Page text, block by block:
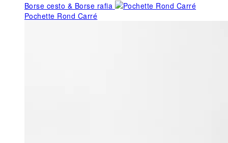
Borse cesto & Borse rafia
Pochette Rond Carré